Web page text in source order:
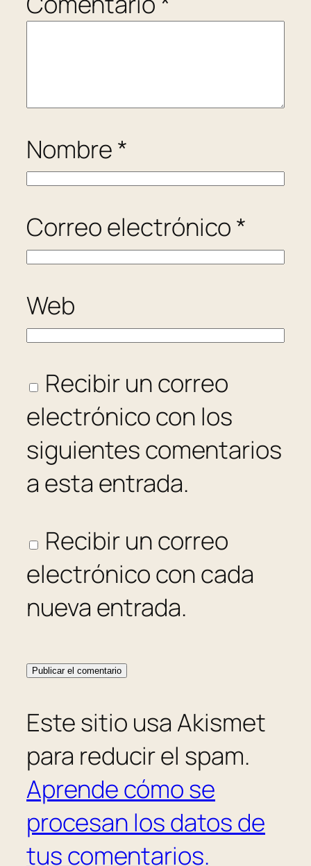
Nombre*
Correo electrónico*
Web
Recibir un correo
electrónico con los
siguientes comentarios
a esta entrada.
Recibir un correo
electrónico con cada
nueva entrada.
Este sitio usa Akismet
para reducir el spam.
Aprende cómo se
procesan los datos de
tus comentarios.